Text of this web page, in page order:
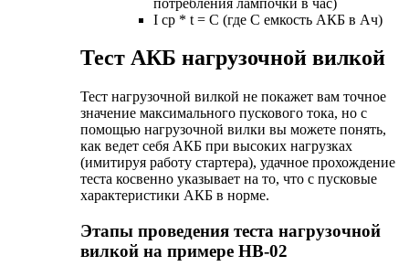
I ср * t = C (где С емкость АКБ в Ач)
Тест АКБ нагрузочной вилкой
Тест нагрузочной вилкой не покажет вам точное
значение максимального пускового тока, но с
помощью нагрузочной вилки вы можете понять,
как ведет себя АКБ при высоких нагрузках
(имитируя работу стартера), удачное прохождение
теста косвенно указывает на то, что с пусковые
характеристики АКБ в норме.
Этапы проведения теста нагрузочной
вилкой на примере НВ-02